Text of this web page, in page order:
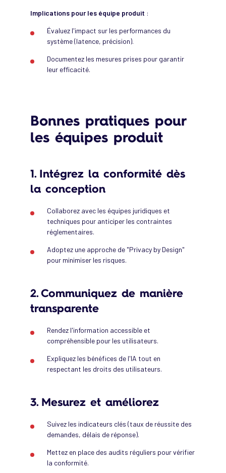
Implications pour les équipe produit :
Évaluez l'impact sur les performances du
système (latence, précision).
Documentez les mesures prises pour garantir
leur efficacité.
Bonnes pratiques pour
les équipes produit
1. Intégrez la conformité dès
la conception
Collaborez avec les équipes juridiques et
techniques pour anticiper les contraintes
réglementaires.
Adoptez une approche de "Privacy by Design"
pour minimiser les risques.
2. Communiquez de manière
transparente
Rendez l'information accessible et
compréhensible pour les utilisateurs.
Expliquez les bénéfices de l'IA tout en
respectant les droits des utilisateurs.
3. Mesurez et améliorez
Suivez les indicateurs clés (taux de réussite des
demandes, délais de réponse).
Mettez en place des audits réguliers pour vérifier
la conformité.